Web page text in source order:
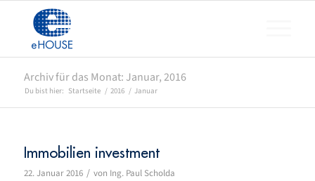
Archiv für das Monat: Januar, 2016
Du bist hier: Startseite / 2016 / Januar
Immobilien investment
22. Januar 2016 / von Ing. Paul Scholda